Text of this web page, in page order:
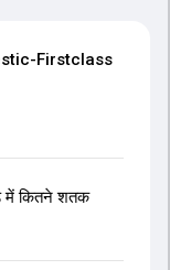
Firstclass
कितने शतक